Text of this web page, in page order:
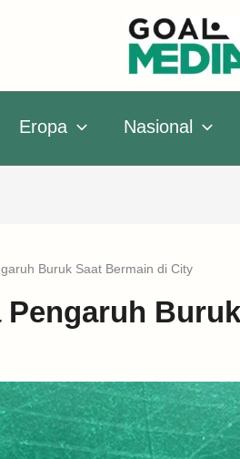
Eropa Nasional
Buruk Saat Bermain di City